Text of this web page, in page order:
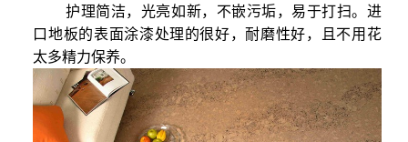
护理简洁，光亮如新，不嵌污垢，易于打扫。进
口地板的表面涂漆处理的很好，耐磨性好，且不用花
太多精力保养。